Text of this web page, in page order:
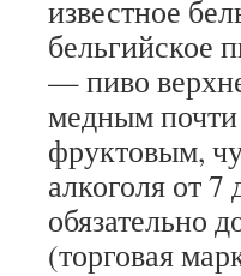
известное
бельгийское
— пиво
медным
фруктовым,
алкоголя от
обязательно
(торговая